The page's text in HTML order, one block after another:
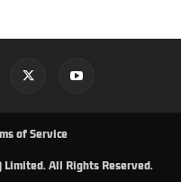
of Service
All Rights Reserved.